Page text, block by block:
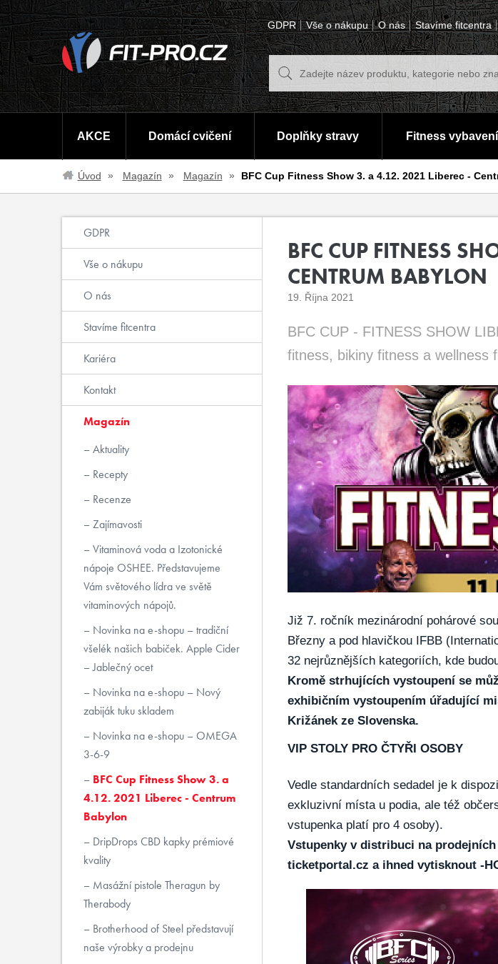
GDPR Vše o nákupu O nás Stavíme fitcentra
AKCE Domácí cvičení Doplňky stravy Fitness vybavení
Úvod Magazín Magazín BFC Cup Fitness Show 3. a 4.12. 2021 Liberec -
BFC CUP FITNESS
CENTRUM BABYLON
19. Října 2021
BFC CUP - FITNESS SHOW
fitness, bikiny fitness a wellness
Již 7. ročník mezinárodní pohárové
Březny a pod hlavičkou IFBB
32 nejrůznějších kategoriích, kde
Kromě strhujících vystoupení se
exhibičním vystoupením úřadující
Križánek ze Slovenska.
VIP STOLY PRO ČTYŘI OSOBY
Vedle standardních sedadel je k
exkluzivní místa u podia, ale též
vstupenka platí pro 4 osoby).
Vstupenky v distribuci na
ticketportal.cz a ihned vytisknout -
GDPR
Vše o nákupu
O nás
Stavíme fitcentra
Kariéra
Kontakt
Magazín
Aktuality
Recepty
Recenze
Zajímavosti
Vitaminová voda a Izotonické
nápoje OSHEE. Představujeme
Vám světového lídra ve světě
vitaminových nápojů.
Novinka na e-shopu – tradiční
všelék našich babiček. Apple Cider
– Jablečný ocet
Novinka na e-shopu – Nový
zabiják tuku skladem
Novinka na e-shopu – OMEGA
3-6-9
BFC Cup Fitness Show 3. a
4.12. 2021 Liberec - Centrum
Babylon
DripDrops CBD kapky prémiové
kvality
Masážní pistole Theragun by
Therabody
Brotherhood of Steel představují
naše výrobky a prodejnu